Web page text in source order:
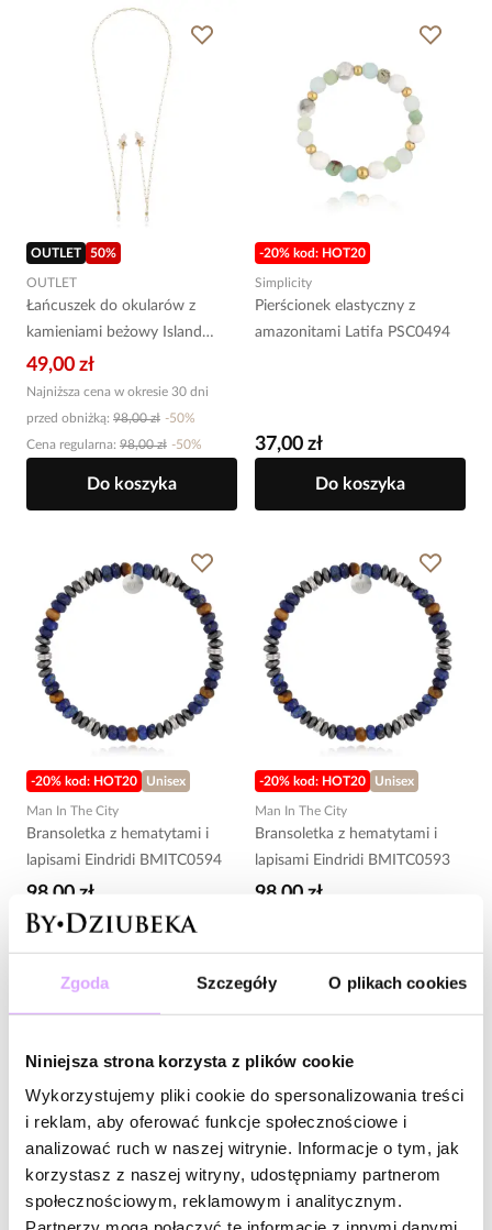
Zgoda Szczegóły O plikach cookies
Niniejsza strona korzysta z plików cookie
Wykorzystujemy pliki cookie do spersonalizowania treści
i reklam, aby oferować funkcje społecznościowe i
analizować ruch w naszej witrynie. Informacje o tym, jak
korzystasz z naszej witryny, udostępniamy partnerom
społecznościowym, reklamowym i analitycznym.
OUTLET 50%
OUTLET
Łańcuszek do okularów z
kamieniami beżowy Island
Elegance NPA1267
49,00 zł
Najniższa cena w okresie 30 dni
przed obniżką: 98,00 zł -50%
Cena regularna: 98,00 zł -50%
Do koszyka
-20% kod: HOT20
Simplicity
Pierścionek elastyczny z
amazonitami Latifa PSC0494
37,00 zł
Do koszyka
-20% kod: HOT20 Unisex
Man In The City
Bransoletka z hematytami i
lapisami Eindridi BMITC0594
98,00 zł
Do koszyka
-20% kod: HOT20 Unisex
Man In The City
Bransoletka z hematytami i
lapisami Eindridi BMITC0593
98,00 zł